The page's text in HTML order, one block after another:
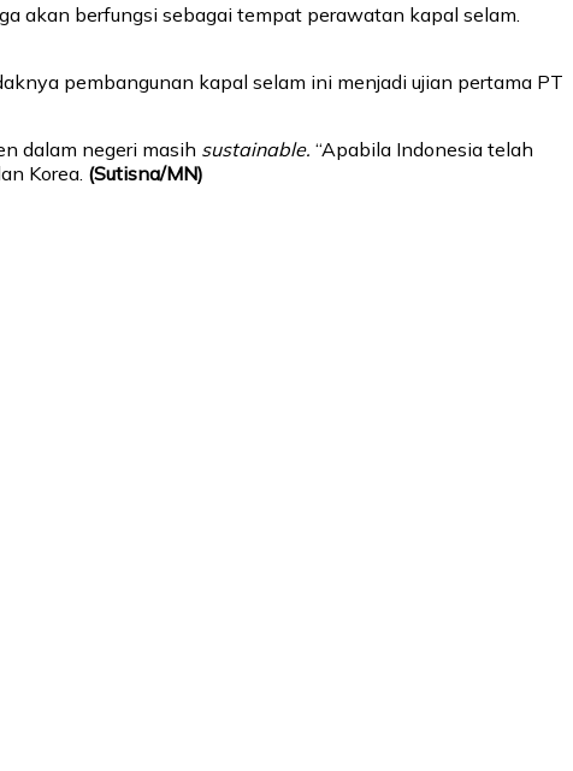
akan berfungsi sebagai tempat perawatan kapal selam.
pembangunan kapal selam ini menjadi ujian pertama PT
dalam negeri masih sustainable. “Apabila Indonesia telah
Korea. (Sutisna/MN)